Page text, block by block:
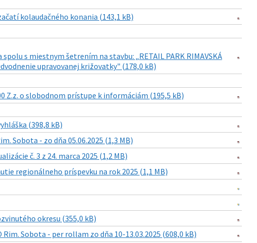
kolaudačného konania (143,1 kB)
s miestnym šetrením na stavbu: „RETAIL PARK RIMAVSKÁ
upravovanej križovatky" (178,0 kB)
Z.z. o slobodnom prístupe k informáciám (195,5 kB)
(398,8 kB)
Sobota - zo dňa 05.06.2025 (1,3 MB)
č. 3 z 24. marca 2025 (1,2 MB)
regionálneho príspevku na rok 2025 (1,1 MB)
okresu (355,0 kB)
Sobota - per rollam zo dňa 10-13.03.2025 (608,0 kB)